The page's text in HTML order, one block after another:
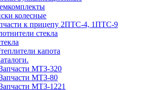
колесные
к прицепу 2ПТС-4, 1ПТС-9
стекла
капота
МТЗ-320
МТЗ-80
МТЗ-1221